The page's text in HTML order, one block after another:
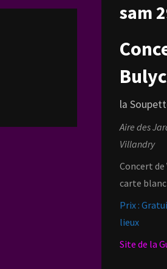
sam
la
Aire des
Villandry
Concert de
carte
Prix :
lieux
Site de la